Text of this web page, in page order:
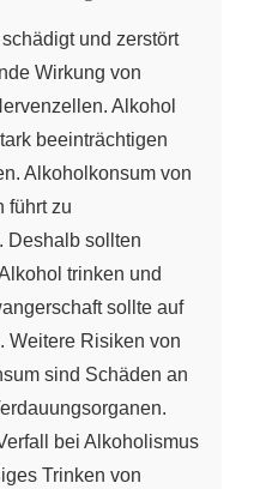
schädigt und zerstört
Wirkung von
Alkohol
beeinträchtigen
Alkoholkonsum von
führt zu
. Deshalb sollten
trinken und
sollte auf
Weitere Risiken von
sind Schäden an
bei Alkoholismus
Trinken von